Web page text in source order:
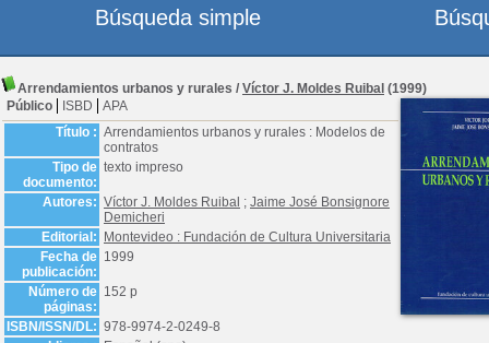
Arrendamientos urbanos y rurales / Víctor J. Moldes Ruibal (1999)
Público
ISBD
APA
Título : Arrendamientos urbanos y rurales : Modelos de
contratos
Tipo de
documento:
texto impreso
Autores: Víctor J. Moldes Ruibal ; Jaime José Bonsignore
Demicheri
Editorial:
Montevideo : Fundación de Cultura Universitaria
Fecha de
publicación:
1999
Número de
páginas:
152 p
ISBN/ISSN/DL: 978-9974-2-0249-8
Búsqueda simple